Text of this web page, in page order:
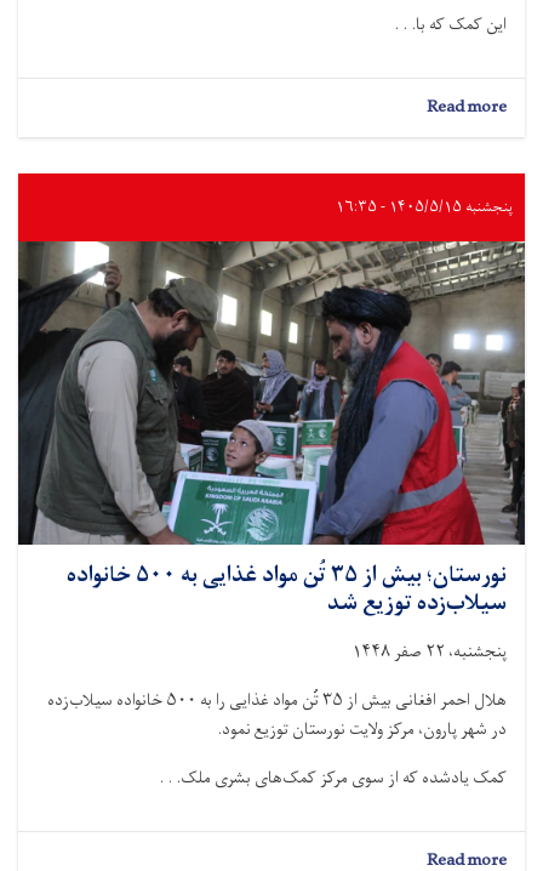
این کمک‌ که با. . .
Read more
بلخ؛
به
۱۳
مواد
غذایی
به
۴۳۷
خانواده
نیازمند
توزیع
شد
پنجشنبه ۱۴۰۵/۵/۱۵ - ۱۶:۳۵
نورستان؛ بیش از ۳۵ تُن مواد غذایی به ۵۰۰ خانواده
سیلاب‌زده توزیع شد
پنجشنبه، ۲۲ صفر ۱۴۴۸
هلال احمر افغانی بیش از ۳۵ تُن مواد غذایی را به ۵۰۰ خانواده سیلاب‌زده
در شهر پارون، مرکز ولایت نورستان توزیع نمود.
کمک یادشده که از سوی مرکز کمک‌های بشرى ملک. . .
Read more